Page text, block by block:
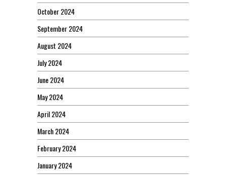
October 2024
September 2024
August 2024
July 2024
June 2024
May 2024
April 2024
March 2024
February 2024
January 2024